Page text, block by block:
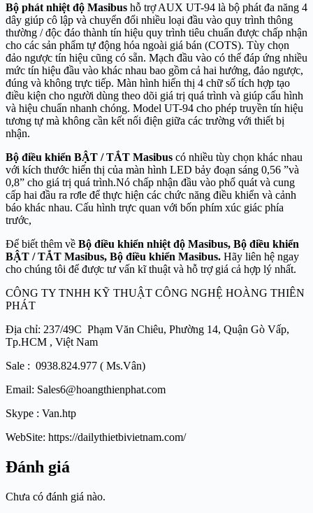
Bộ phát nhiệt độ Masibus hỗ trợ AUX UT-94 là bộ phát đa năng 4
dây giúp cô lập và chuyển đổi nhiều loại đầu vào quy trình thông
thường / độc đáo thành tín hiệu quy trình tiêu chuẩn được chấp nhận
cho các sản phẩm tự động hóa ngoài giá bán (COTS). Tùy chọn
đảo ngược tín hiệu cũng có sẵn. Mạch đầu vào có thể đáp ứng nhiều
mức tín hiệu đầu vào khác nhau bao gồm cả hai hướng, đảo ngược,
đúng và không trực tiếp. Màn hình hiển thị 4 chữ số tích hợp tạo
điều kiện cho người dùng theo dõi giá trị quá trình và giúp cấu hình
và hiệu chuẩn nhanh chóng. Model UT-94 cho phép truyền tín hiệu
tương tự mà không cần kết nối điện giữa các trường với thiết bị
nhận.
Bộ điều khiển BẬT / TẮT Masibus có nhiều tùy chọn khác nhau
với kích thước hiển thị của màn hình LED bảy ​​đoạn sáng 0,56 ”và
0,8” cho giá trị quá trình.Nó chấp nhận đầu vào phổ quát và cung
cấp hai đầu ra rơle để thực hiện các chức năng điều khiển và cảnh
báo khác nhau. Cấu hình trực quan với bốn phím xúc giác phía
trước,
Để biết thêm về Bộ điều khiển nhiệt độ Masibus, Bộ điều khiển
BẬT / TẮT Masibus, Bộ điều khiển Masibus. Hãy liên hệ ngay
cho chúng tôi để được tư vấn kĩ thuật và hỗ trợ giá cả hợp lý nhất.
CÔNG TY TNHH KỸ THUẬT CÔNG NGHỆ HOÀNG THIÊN
PHÁT
Địa chỉ: 237/49C Phạm Văn Chiêu, Phường 14, Quận Gò Vấp,
Tp.HCM , Việt Nam
Sale : 0938.824.977 ( Ms.Vân)
Email: Sales6@hoangthienphat.com
Skype : Van.htp
WebSite: https://dailythietbivietnam.com/
Đánh giá
Chưa có đánh giá nào.